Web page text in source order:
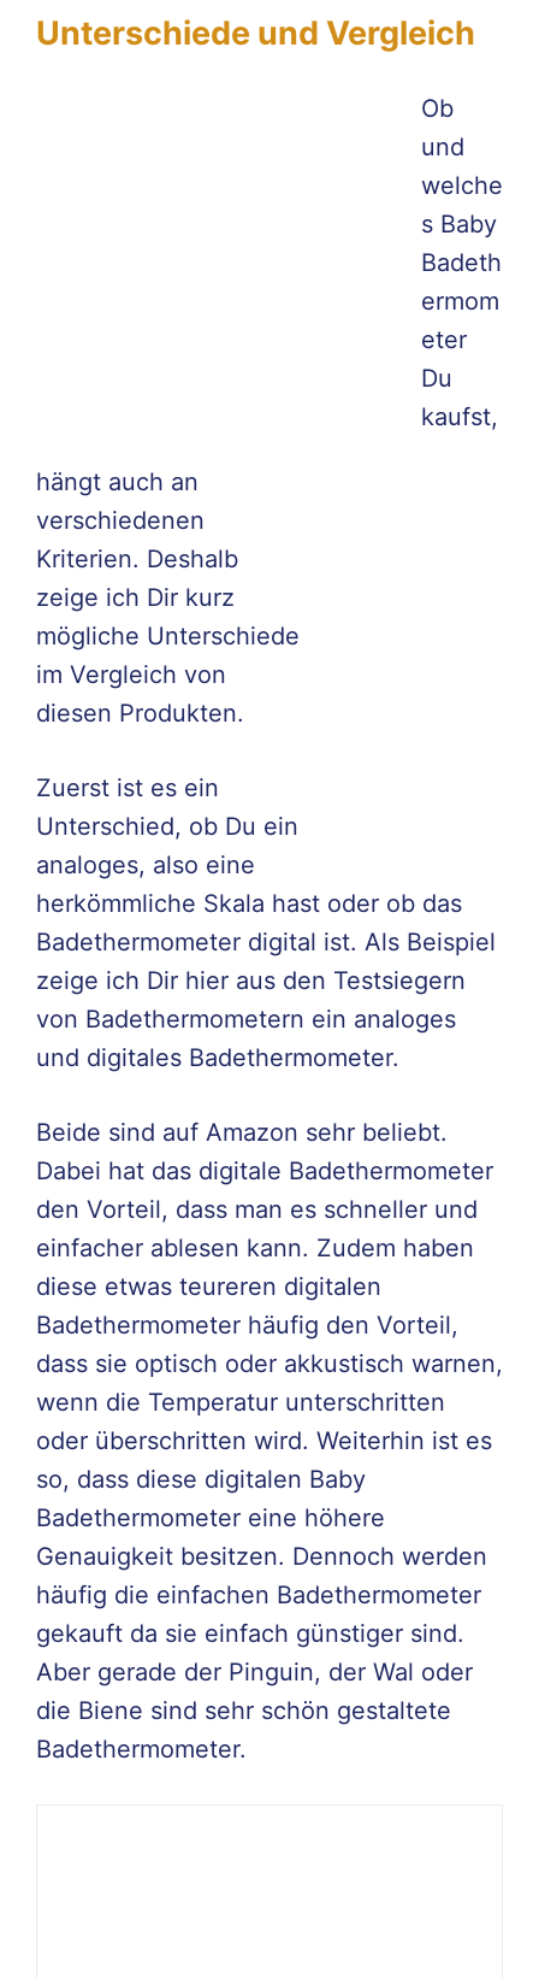
Unterschiede und Vergleich
Ob
und
welche
s Baby
Badeth
ermom
eter
Du
kaufst,
hängt auch an
verschiedenen
Kriterien. Deshalb
zeige ich Dir kurz
mögliche Unterschiede
im Vergleich von
diesen Produkten.
Zuerst ist es ein
Unterschied, ob Du ein
analoges, also eine
herkömmliche Skala hast oder ob das
Badethermometer digital ist. Als Beispiel
zeige ich Dir hier aus den Testsiegern
von Badethermometern ein analoges
und digitales Badethermometer.
Beide sind auf Amazon sehr beliebt.
Dabei hat das digitale Badethermometer
den Vorteil, dass man es schneller und
einfacher ablesen kann. Zudem haben
diese etwas teureren digitalen
Badethermometer häufig den Vorteil,
dass sie optisch oder akkustisch warnen,
wenn die Temperatur unterschritten
oder überschritten wird. Weiterhin ist es
so, dass diese digitalen Baby
Badethermometer eine höhere
Genauigkeit besitzen. Dennoch werden
häufig die einfachen Badethermometer
gekauft da sie einfach günstiger sind.
Aber gerade der Pinguin, der Wal oder
die Biene sind sehr schön gestaltete
Badethermometer.